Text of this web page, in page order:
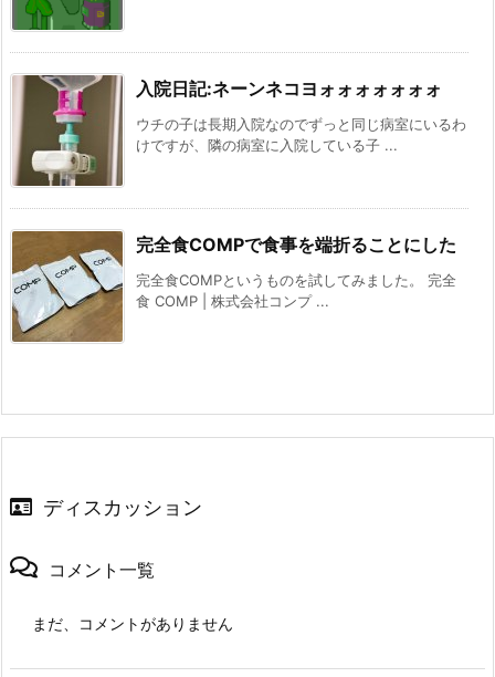
入院日記:ネーンネコヨォォォォォォォ
ウチの子は長期入院なのでずっと同じ病室にいるわ
けですが、隣の病室に入院している子 ...
完全食COMPで食事を端折ることにした
完全食COMPというものを試してみました。 完全
食 COMP | 株式会社コンプ ...
ディスカッション
コメント一覧
まだ、コメントがありません